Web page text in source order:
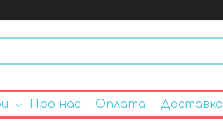
Про нас Оплата Доставка